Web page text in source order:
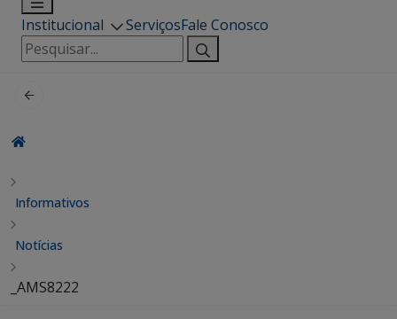
Institucional ServiçosFale Conosco
Pesquisar
por:
Informativos
Notícias
_AMS8222